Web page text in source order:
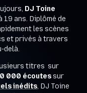
DJ Toine
ans. Diplômé de
les scènes
et privés à travers
delà.
titres sur
000 écoutessur
inédits, DJ Toine